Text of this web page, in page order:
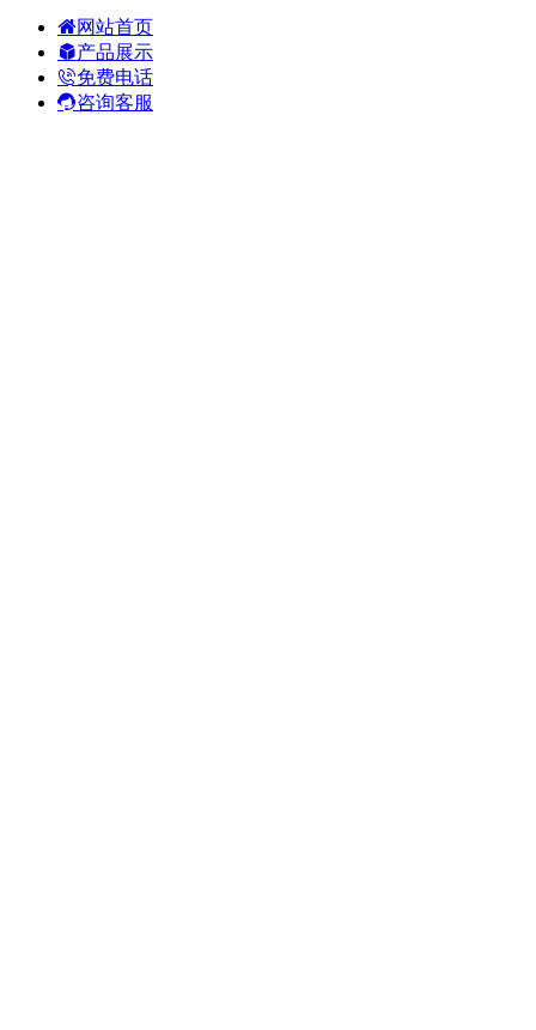
网站首页
产品展示
免费电话
咨询客服